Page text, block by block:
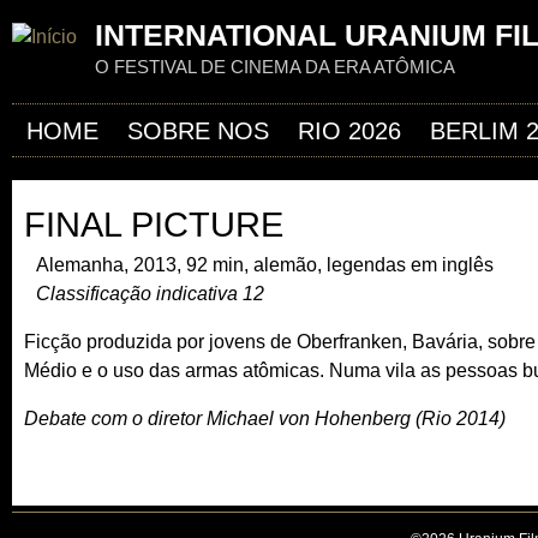
INTERNATIONAL URANIUM
O FESTIVAL DE CINEMA DA ERA ATÔMICA
FINAL PICTURE
Alemanha, 2013, 92 min, alemão, legendas em inglês
Classificação indicativa 12
Ficção produzida por jovens de Oberfranken, Bavária,
Médio e o uso das armas atômicas. Numa vila as pessoas
Debate com o diretor Michael von Hohenberg (Rio 2014)
HOME SOBRE NOS RIO 2026 BERLIM